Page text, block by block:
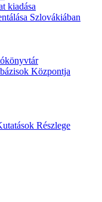
kiadása
Szlovákiában
Központja
Részlege